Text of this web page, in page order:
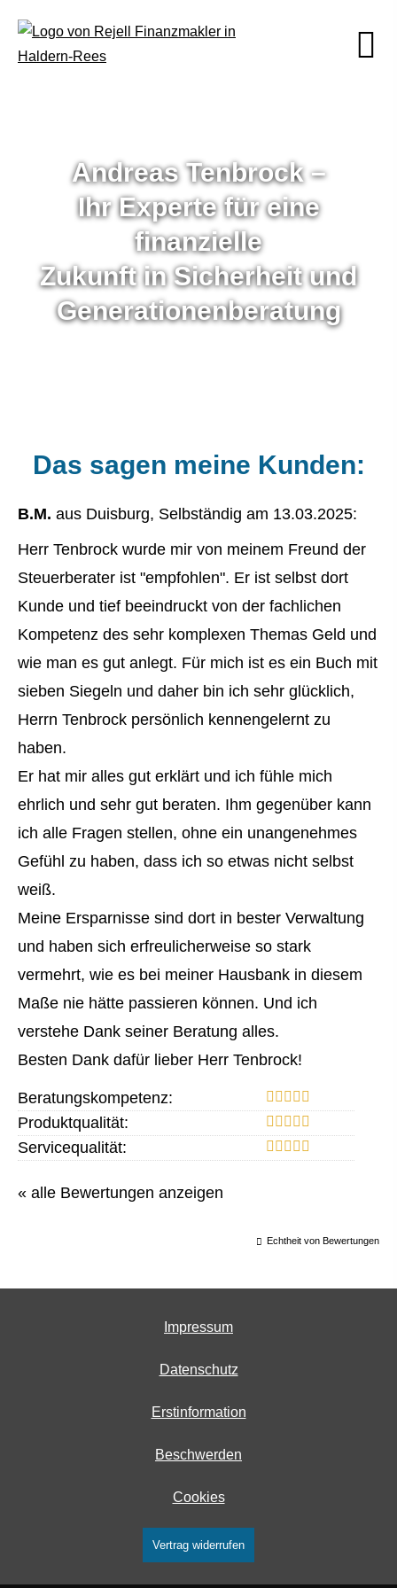
Andreas Tenbrock –
Ihr Experte für eine
finanzielle
Zukunft in Sicherheit und
Generationenberatung
Das sagen meine Kunden:
B.M. aus Duisburg, Selbständig am 13.03.2025:
Herr Tenbrock wurde mir von meinem Freund der
Steuerberater ist "empfohlen". Er ist selbst dort
Kunde und tief beeindruckt von der fachlichen
Kompetenz des sehr komplexen Themas Geld und
wie man es gut anlegt. Für mich ist es ein Buch mit
sieben Siegeln und daher bin ich sehr glücklich,
Herrn Tenbrock persönlich kennengelernt zu
haben.
Er hat mir alles gut erklärt und ich fühle mich
ehrlich und sehr gut beraten. Ihm gegenüber kann
ich alle Fragen stellen, ohne ein unangenehmes
Gefühl zu haben, dass ich so etwas nicht selbst
weiß.
Meine Ersparnisse sind dort in bester Verwaltung
und haben sich erfreulicherweise so stark
vermehrt, wie es bei meiner Hausbank in diesem
Maße nie hätte passieren können. Und ich
verstehe Dank seiner Beratung alles.
Besten Dank dafür lieber Herr Tenbrock!
Beratungskompetenz:
Produktqualität:
Servicequalität:
« alle Bewertungen anzeigen
Echtheit von Bewertungen
Impressum
Datenschutz
Erstinformation
Beschwerden
Cookies
Vertrag widerrufen